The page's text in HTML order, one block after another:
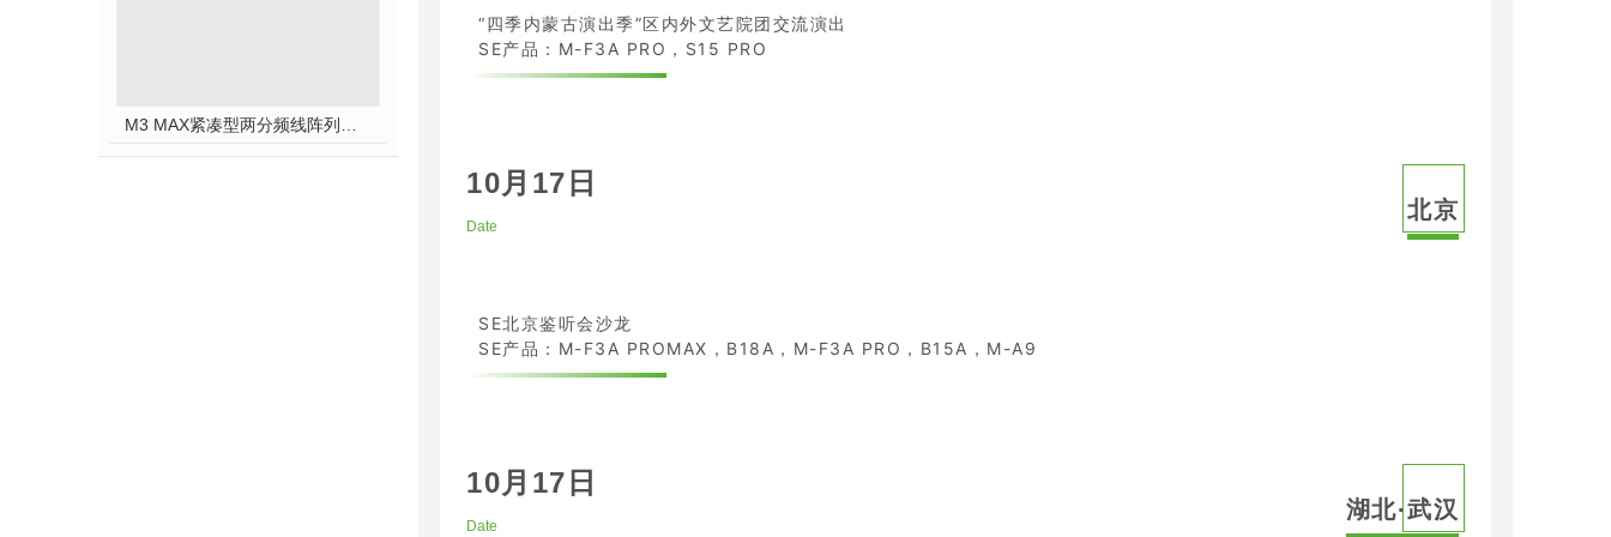
“四季内蒙古演出季”区内外文艺院团交流演出
SE产品：M-F3A PRO，S15 PRO
10月17日
Date
北京
SE北京鉴听会沙龙
SE产品：M-F3A PROMAX，B18A，M-F3A PRO，B15A，M-A9
10月17日
Date
湖北·武汉